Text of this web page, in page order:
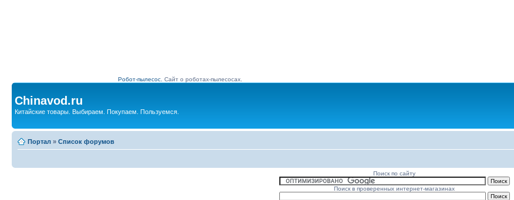
Робот-пылесос. Сайт о роботах-пылесосах.
Chinavod.ru
Китайские товары. Выбираем. Покупаем. Пользуемся.
Портал » Список форумов
Поиск по сайту
Поиск в проверенных интернет-магазинах